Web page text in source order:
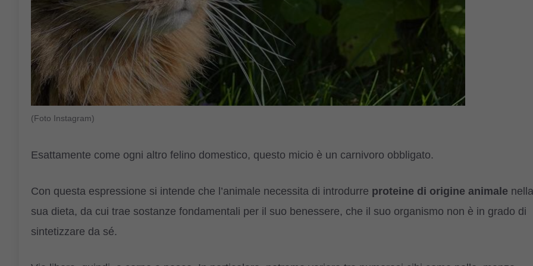
(Foto Instagram)
Esattamente come ogni altro felino domestico, questo micio è un carnivoro obbligato.
Con questa espressione si intende che l’animale necessita di introdurre proteine di origine animale nella
sua dieta, da cui trae sostanze fondamentali per il suo benessere, che il suo organismo non è in grado di
sintetizzare da sé.